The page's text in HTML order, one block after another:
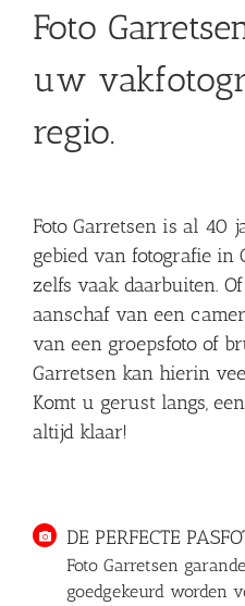
Foto
uw
regio.
Foto Garretsen is al 40
gebied van fotografie in
zelfs vaak daarbuiten.
aanschaf van een
van een groepsfoto of
Garretsen kan hierin
Komt u gerust langs,
altijd klaar!
DE PERFECTE
Foto Garretsen
goedgekeurd worden